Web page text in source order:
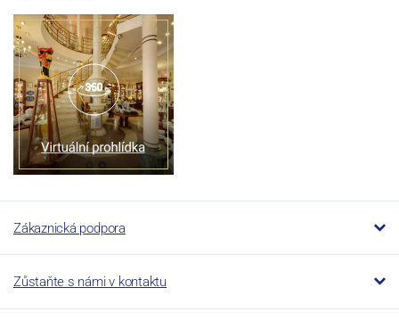
Zákaznická podpora
Zůstaňte s námi v kontaktu